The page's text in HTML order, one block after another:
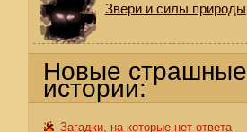
Звери и силы природы
Новые страшные
истории:
Загадки, на которые нет ответа